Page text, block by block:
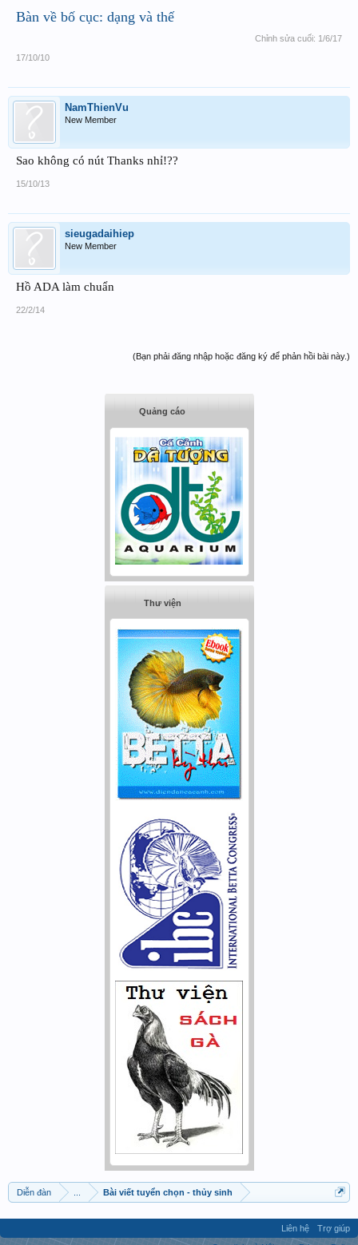
Bàn về bố cục: dạng và thế
Chỉnh sửa cuối: 1/6/17
17/10/10
NamThienVu
New Member
Sao không có nút Thanks nhỉ!??
15/10/13
sieugadaihiep
New Member
Hồ ADA làm chuẩn
22/2/14
(Bạn phải đăng nhập hoặc đăng ký để phản hồi bài này.)
Quảng cáo
Thư viện
Diễn đàn Bài viết tuyển chọn - thủy sinh
Liên hệ
Trợ giúp